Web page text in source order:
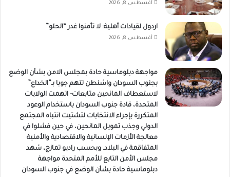
أغسطس 8, 2026
اردول لقيادات أهلية: لا تأمنوا غدر “الحلو”
أغسطس 8, 2026
مواجهة دبلوماسية حادة بمجلس الامن بشأن الوضع
بجنوب السودان واشنطن تتهم جوبا بـ”الخداع”
لاستعطاف المانحين متابعات- اتهمت الولايات
المتحدة، قادة جنوب السودان باستخدام الوعود
المتكررة بإجراء الانتخابات لتشتيت انتباه المجتمع
الدولي وجذب تمويل المانحين، في حين فشلوا في
معالجة الأزمات الإنسانية والاقتصادية والأمنية
المتفاقمة في البلاد. وبحسب راديو تمازج، شهد
مجلس الأمن التابع للأمم المتحدة مواجهة
دبلوماسية حادة بشأن الوضع في جنوب السودان